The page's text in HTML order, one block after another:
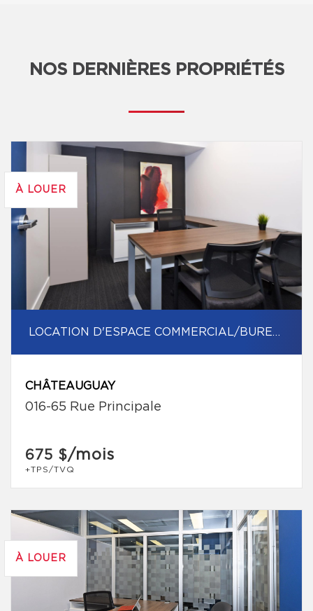
NOS DERNIÈRES PROPRIÉTÉS
À LOUER
LOCATION D'ESPACE COMMERCIAL/BUREAU
CHÂTEAUGUAY
016-65 Rue Principale
675 $/mois
+TPS/TVQ
À LOUER